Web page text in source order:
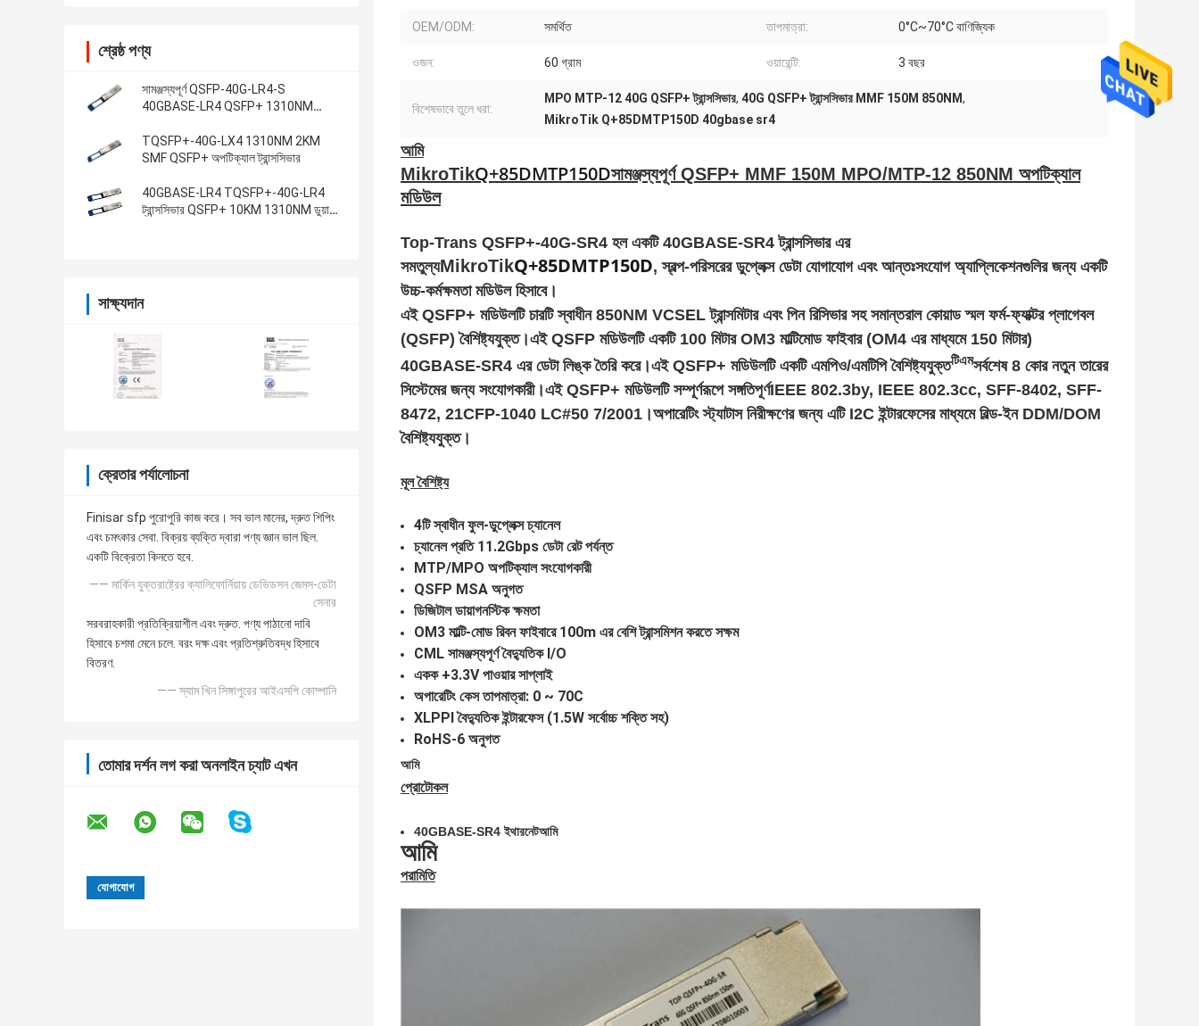
শ্রেষ্ঠ পণ্য
সামঞ্জস্যপূর্ণ QSFP-40G-LR4-S
40GBASE-LR4 QSFP+ 1310NM
TQSFP+-40G-LX4 1310NM 2KM
SMF QSFP+ অপটিক্যাল ট্রান্সসিভার
40GBASE-LR4 TQSFP+-40G-LR4
ট্রান্সসিভার QSFP+ 10KM 1310NM ডুয়াল
সাক্ষ্যদান
ক্রেতার পর্যালোচনা
Finisar sfp পুরোপুরি কাজ করে। সব ভাল মানের, দ্রুত শিপিং
এবং চমৎকার সেবা. বিক্রয় ব্যক্তি দ্বারা পণ্য জ্ঞান ভাল ছিল.
একটি বিক্রেতা কিনতে হবে.
—— মার্কিন যুক্তরাষ্ট্রের ক্যালিফোর্নিয়ায় ডেভিডসন জেমস-ডেটা
সেনার
সরবরাহকারী প্রতিক্রিয়াশীল এবং দ্রুত. পণ্য পাঠানো দাবি
হিসাবে চশমা মেনে চলে. বরং দক্ষ এবং প্রতিশ্রুতিবদ্ধ হিসাবে
বিতরণ.
—— স্যাম খিন সিঙ্গাপুরের আইএসপি কোম্পানি
তোমার দর্শন লগ করা অনলাইন চ্যাট এখন
OEM/ODM: সমর্থিত তাপমাত্রা: 0°C~70°C বাণিজ্যিক
ওজন: 60 গ্রাম ওয়ারেন্টি: 3 বছর
বিশেষভাবে তুলে ধরা:
MPO MTP-12 40G QSFP+ ট্রান্সসিভার, 40G QSFP+ ট্রান্সসিভার MMF 150M 850NM,
MikroTik Q+85DMTP150D 40gbase sr4
আমি
MikroTikQ+85DMTP150Dসামঞ্জস্যপূর্ণ QSFP+ MMF 150M MPO/MTP-12 850NM অপটিক্যাল
মডিউল
Top-Trans QSFP+-40G-SR4 হল একটি 40GBASE-SR4 ট্রান্সসিভার এর
সমতুল্যMikroTikQ+85DMTP150D, স্বল্প-পরিসরের ডুপ্লেক্স ডেটা যোগাযোগ এবং আন্তঃসংযোগ অ্যাপ্লিকেশনগুলির জন্য একটি
উচ্চ-কর্মক্ষমতা মডিউল হিসাবে।
এই QSFP+ মডিউলটি চারটি স্বাধীন 850NM VCSEL ট্রান্সমিটার এবং পিন রিসিভার সহ সমান্তরাল কোয়াড স্মল ফর্ম-ফ্যাক্টর প্লাগেবল
(QSFP) বৈশিষ্ট্যযুক্ত।এই QSFP মডিউলটি একটি 100 মিটার OM3 মাল্টিমোড ফাইবার (OM4 এর মাধ্যমে 150 মিটার)
40GBASE-SR4 এর ডেটা লিঙ্ক তৈরি করে।এই QSFP+ মডিউলটি একটি এমপিও/এমটিপি বৈশিষ্ট্যযুক্তটিএমসর্বশেষ 8 কোর নতুন তারের
সিস্টেমের জন্য সংযোগকারী।এই QSFP+ মডিউলটি সম্পূর্ণরূপে সঙ্গতিপূর্ণIEEE 802.3by, IEEE 802.3cc, SFF-8402, SFF-
8472, 21CFP-1040 LC#50 7/2001।অপারেটিং স্ট্যাটাস নিরীক্ষণের জন্য এটি I2C ইন্টারফেসের মাধ্যমে বিল্ড-ইন DDM/DOM
বৈশিষ্ট্যযুক্ত।
মূল বৈশিষ্ট্য
4টি স্বাধীন ফুল-ডুপ্লেক্স চ্যানেল
চ্যানেল প্রতি 11.2Gbps ডেটা রেট পর্যন্ত
MTP/MPO অপটিক্যাল সংযোগকারী
QSFP MSA অনুগত
ডিজিটাল ডায়াগনস্টিক ক্ষমতা
OM3 মাল্টি-মোড রিবন ফাইবারে 100m এর বেশি ট্রান্সমিশন করতে সক্ষম
CML সামঞ্জস্যপূর্ণ বৈদ্যুতিক I/O
একক +3.3V পাওয়ার সাপ্লাই
অপারেটিং কেস তাপমাত্রা: 0 ~ 70C
XLPPI বৈদ্যুতিক ইন্টারফেস (1.5W সর্বোচ্চ শক্তি সহ)
RoHS-6 অনুগত
আমি
প্রোটোকল
40GBASE-SR4 ইথারনেটআমি
আমি
পরামিতি